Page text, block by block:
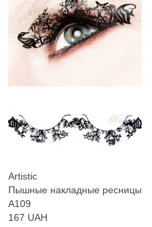
Artistic
Пышные накладные ресницы
A109
167 UAH